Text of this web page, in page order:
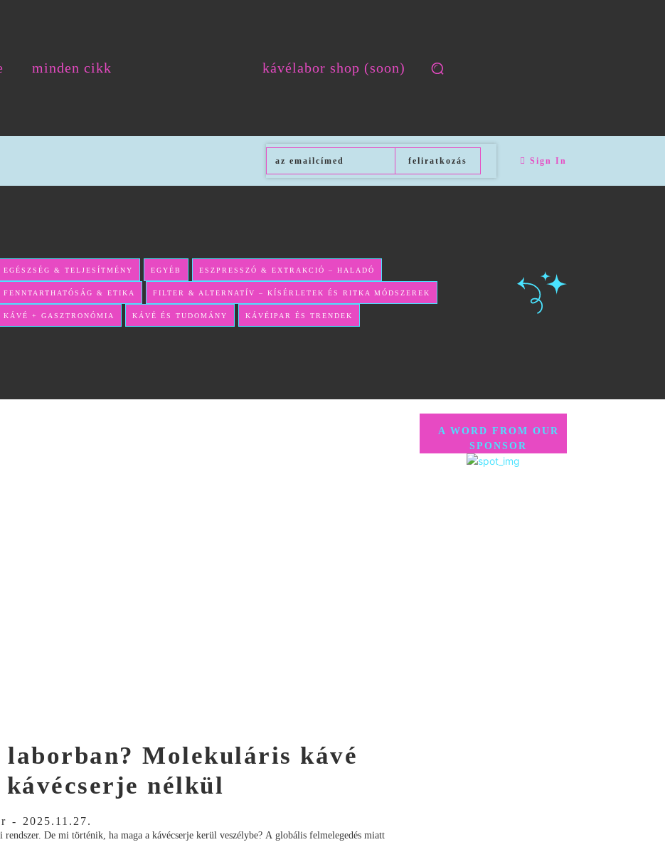
minden cikk kávélabor shop (soon)
feliratkozás Sign In
EGÉSZSÉG & TELJESÍTMÉNY EGYÉB ESZPRESSZÓ & EXTRAKCIÓ – HALADÓ
FENNTARTHATÓSÁG & ETIKA FILTER & ALTERNATÍV – KÍSÉRLETEK ÉS RITKA MÓDSZEREK
KÁVÉ + GASZTRONÓMIA KÁVÉ ÉS TUDOMÁNY KÁVÉIPAR ÉS TRENDEK
Molekuláris kávé
nélkül
- 2025.11.27.
De mi történik, ha maga a kávécserje kerül veszélybe? A globális felmelegedés miatt
A WORD FROM OUR
SPONSOR